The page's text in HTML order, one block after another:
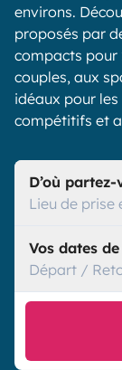
environs.
proposés par
compacts pour
couples, aux
idéaux pour
compétitifs et
D’où partez-
Lieu de prise
Vos dates
Départ /